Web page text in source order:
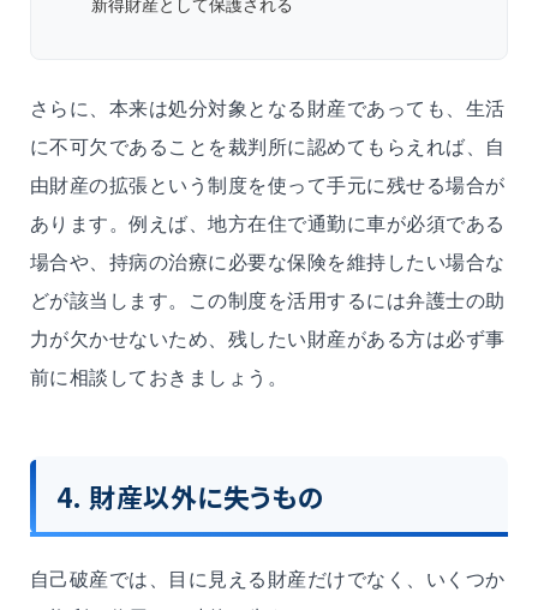
新得財産として保護される
さらに、本来は処分対象となる財産であっても、生活
に不可欠であることを裁判所に認めてもらえれば、自
由財産の拡張という制度を使って手元に残せる場合が
あります。例えば、地方在住で通勤に車が必須である
場合や、持病の治療に必要な保険を維持したい場合な
どが該当します。この制度を活用するには弁護士の助
力が欠かせないため、残したい財産がある方は必ず事
前に相談しておきましょう。
4. 財産以外に失うもの
自己破産では、目に見える財産だけでなく、いくつか